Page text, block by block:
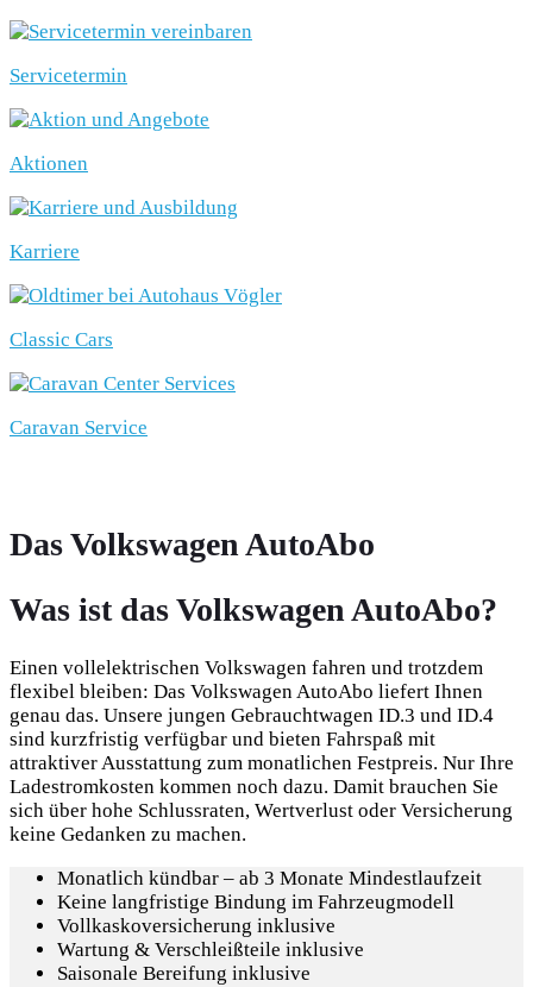
Servicetermin
Aktionen
Karriere
Classic Cars
Caravan Service
Das Volkswagen AutoAbo
Was ist das Volkswagen AutoAbo?
Einen vollelektrischen Volkswagen fahren und trotzdem
flexibel bleiben: Das Volkswagen AutoAbo liefert Ihnen
genau das. Unsere jungen Gebrauchtwagen ID.3 und ID.4
sind kurzfristig verfügbar und bieten Fahrspaß mit
attraktiver Ausstattung zum monatlichen Festpreis. Nur Ihre
Ladestromkosten kommen noch dazu. Damit brauchen Sie
sich über hohe Schlussraten, Wertverlust oder Versicherung
keine Gedanken zu machen.
Monatlich kündbar – ab 3 Monate Mindestlaufzeit
Keine langfristige Bindung im Fahrzeugmodell
Vollkaskoversicherung inklusive⁠
Wartung & Verschleißteile inklusive
Saisonale Bereifung inklusive⁠